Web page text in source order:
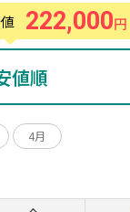
222,000円
値順
4月